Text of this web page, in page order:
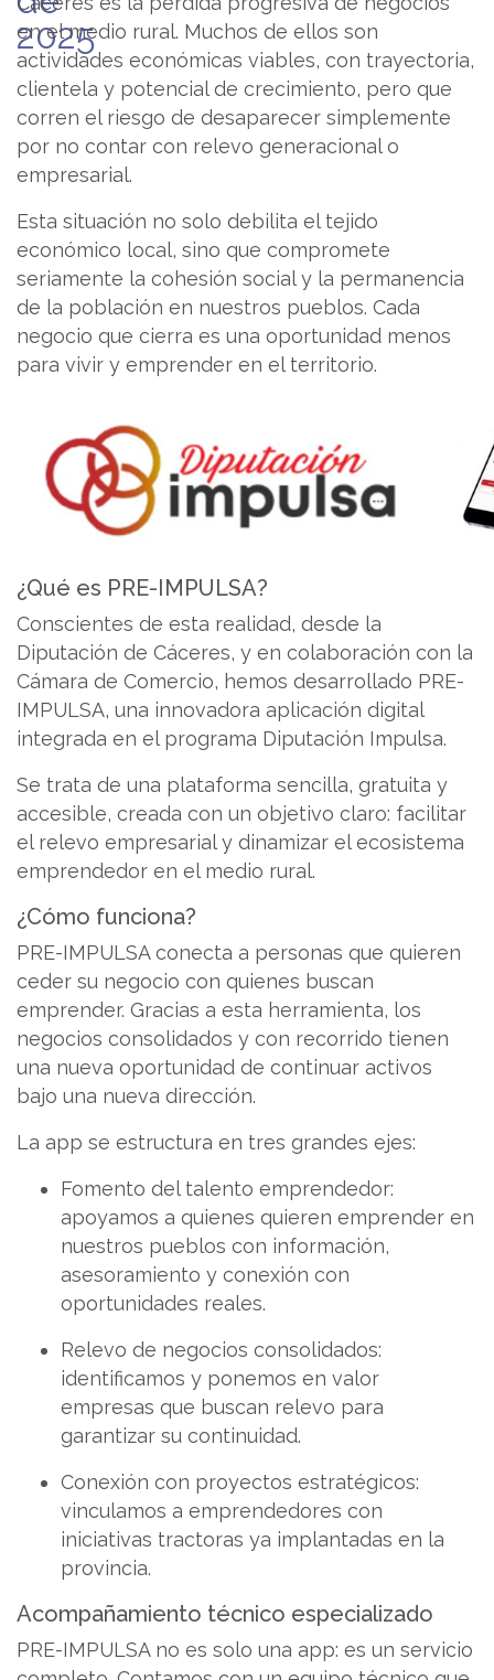
2025
en el medio rural. Muchos de ellos son
actividades económicas viables, con trayectoria,
clientela y potencial de crecimiento, pero que
corren el riesgo de desaparecer simplemente
por no contar con relevo generacional o
empresarial.
Esta situación no solo debilita el tejido
económico local, sino que compromete
seriamente la cohesión social y la permanencia
de la población en nuestros pueblos. Cada
negocio que cierra es una oportunidad menos
para vivir y emprender en el territorio.
¿Qué es PRE-IMPULSA?
Conscientes de esta realidad, desde la
Diputación de Cáceres, y en colaboración con la
Cámara de Comercio, hemos desarrollado PRE-
IMPULSA, una innovadora aplicación digital
integrada en el programa Diputación Impulsa.
Se trata de una plataforma sencilla, gratuita y
accesible, creada con un objetivo claro: facilitar
el relevo empresarial y dinamizar el ecosistema
emprendedor en el medio rural.
¿Cómo funciona?
PRE-IMPULSA conecta a personas que quieren
ceder su negocio con quienes buscan
emprender. Gracias a esta herramienta, los
negocios consolidados y con recorrido tienen
una nueva oportunidad de continuar activos
bajo una nueva dirección.
La app se estructura en tres grandes ejes:
Fomento del talento emprendedor:
apoyamos a quienes quieren emprender en
nuestros pueblos con información,
asesoramiento y conexión con
oportunidades reales.
Relevo de negocios consolidados:
identificamos y ponemos en valor
empresas que buscan relevo para
garantizar su continuidad.
Conexión con proyectos estratégicos:
vinculamos a emprendedores con
iniciativas tractoras ya implantadas en la
provincia.
Acompañamiento técnico especializado
PRE-IMPULSA no es solo una app: es un servicio